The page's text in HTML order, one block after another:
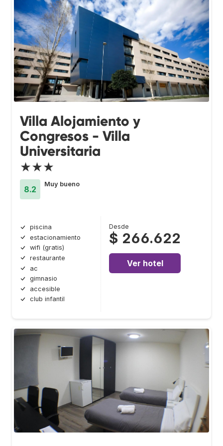
Villa Alojamiento y
Congresos - Villa
Universitaria
★★★
8.2
Muy bueno
piscina
estacionamiento
wifi (gratis)
restaurante
ac
gimnasio
accesible
club infantil
Desde
$ 266.622
Ver hotel